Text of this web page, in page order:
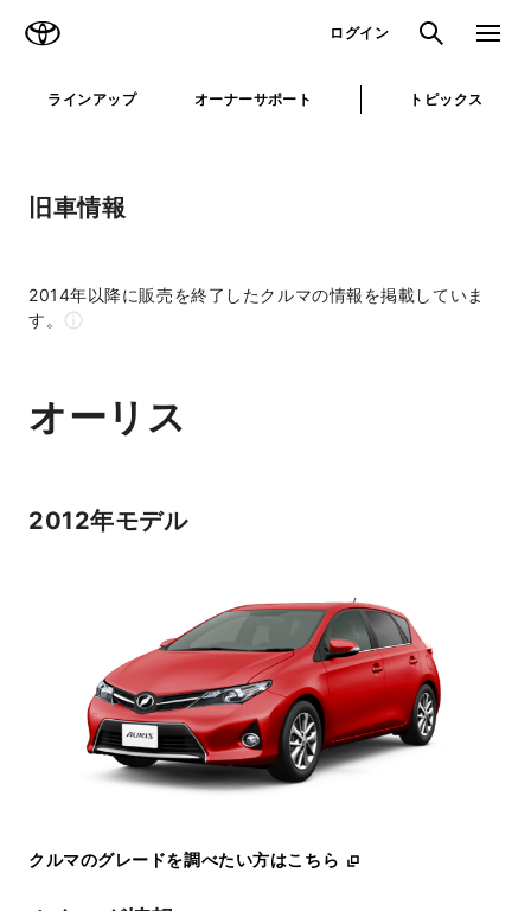
ログイン 検索 メニュ
ラインアップ オーナーサポート トピックス
旧車情報
2014年以降に販売を終了したクルマの情報を掲載していま
す。
オーリス
2012年モデル
クルマのグレードを調べたい方はこちら